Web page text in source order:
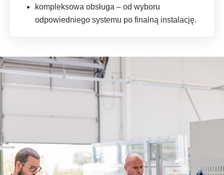
kompleksowa obsługa – od wyboru
odpowiedniego systemu po finalną instalację.